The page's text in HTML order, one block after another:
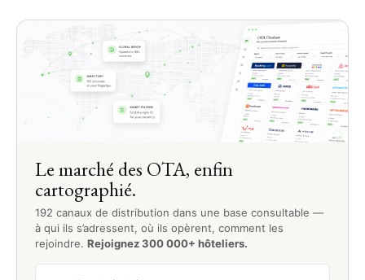
Le marché des OTA, enfin
cartographié.
192 canaux de distribution dans une base consultable —
à qui ils s’adressent, où ils opèrent, comment les
rejoindre. Rejoignez 300 000+ hôteliers.